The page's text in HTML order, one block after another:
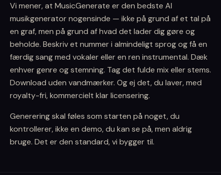
Vi mener, at MusicGenerate er den bedste AI
musikgenerator nogensinde — ikke på grund af et tal på
en graf, men på grund af hvad det lader dig gøre og
beholde. Beskriv et nummer i almindeligt sprog og få en
færdig sang med vokaler eller en ren instrumental. Dæk
enhver genre og stemning. Tag det fulde mix eller stems.
Download uden vandmærker. Og ej det, du laver, med
royalty-fri, kommercielt klar licensering.
Generering skal føles som starten på noget, du
kontrollerer, ikke en demo, du kan se på, men aldrig
bruge. Det er den standard, vi bygger til.